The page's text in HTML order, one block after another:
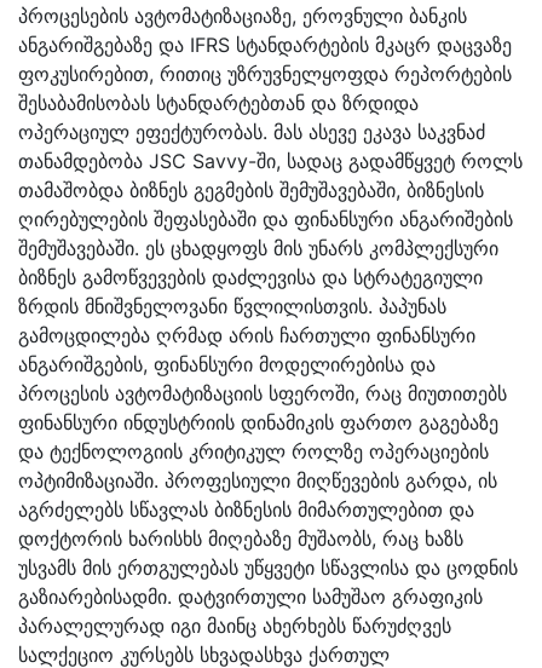
პროცესების ავტომატიზაციაზე, ეროვნული ბანკის
ანგარიშგებაზე და IFRS სტანდარტების მკაცრ დაცვაზე
ფოკუსირებით, რითიც უზრუვნელყოფდა რეპორტების
შესაბამისობას სტანდარტებთან და ზრდიდა
ოპერაციულ ეფექტურობას. მას ასევე ეკავა საკვნაძ
თანამდებობა JSC Savvy-ში, სადაც გადამწყვეტ როლს
თამაშობდა ბიზნეს გეგმების შემუშავებაში, ბიზნესის
ღირებულების შეფასებაში და ფინანსური ანგარიშების
შემუშავებაში. ეს ცხადყოფს მის უნარს კომპლექსური
ბიზნეს გამოწვევების დაძლევისა და სტრატეგიული
ზრდის მნიშვნელოვანი წვლილისთვის. პაპუნას
გამოცდილება ღრმად არის ჩართული ფინანსური
ანგარიშგების, ფინანსური მოდელირებისა და
პროცესის ავტომატიზაციის სფეროში, რაც მიუთითებს
ფინანსური ინდუსტრიის დინამიკის ფართო გაგებაზე
და ტექნოლოგიის კრიტიკულ როლზე ოპერაციების
ოპტიმიზაციაში. პროფესიული მიღწევების გარდა, ის
აგრძელებს სწავლას ბიზნესის მიმართულებით და
დოქტორის ხარისხს მიღებაზე მუშაობს, რაც ხაზს
უსვამს მის ერთგულებას უწყვეტი სწავლისა და ცოდნის
გაზიარებისადმი. დატვირთული სამუშაო გრაფიკის
პარალელურად იგი მაინც ახერხებს წარუძღვეს
სალქეციო კურსებს სხვადასხვა ქართულ